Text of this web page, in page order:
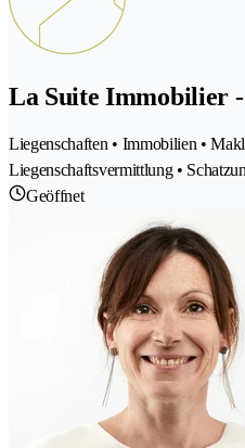
La Suite Immobilier
Liegenschaften • Immobilien •
Liegenschaftsvermittlung •
Geöffnet